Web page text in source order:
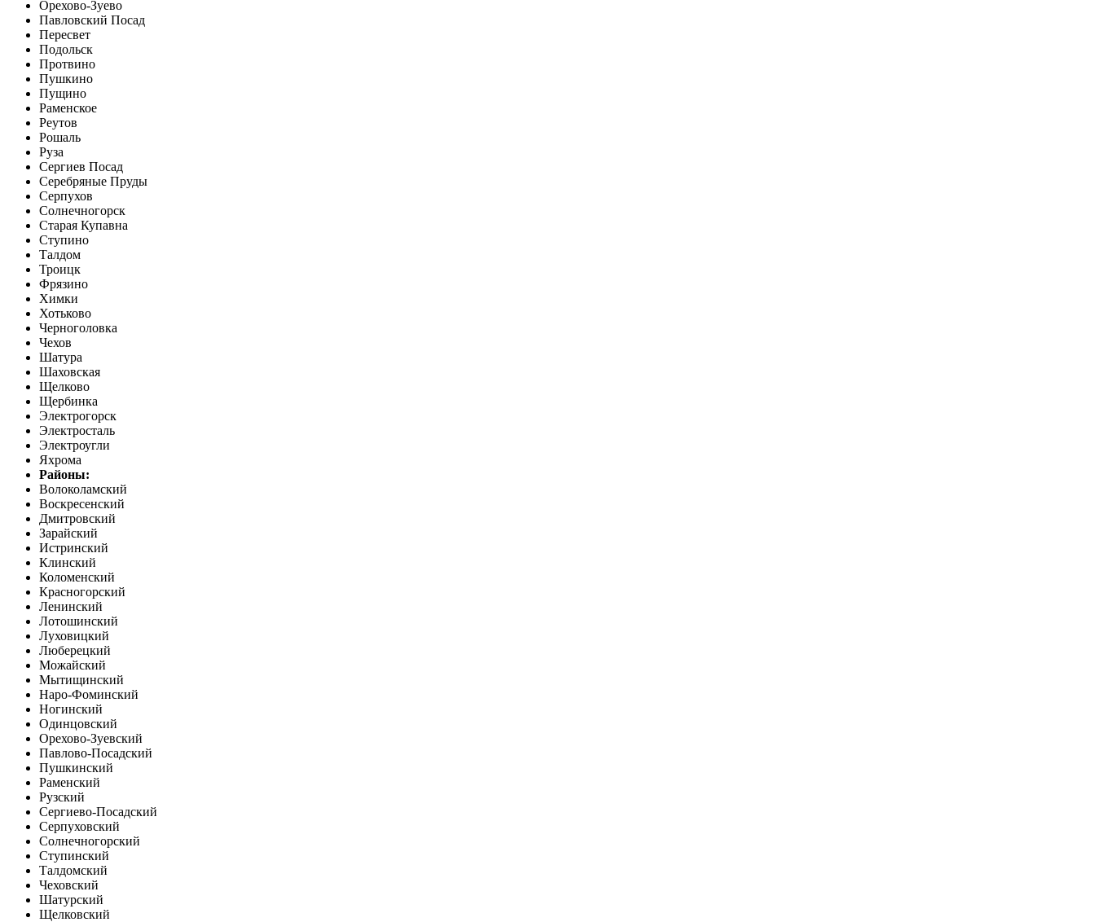
Орехово-Зуево
Павловский Посад
Пересвет
Подольск
Протвино
Пушкино
Пущино
Раменское
Реутов
Рошаль
Руза
Сергиев Посад
Серебряные Пруды
Серпухов
Солнечногорск
Старая Купавна
Ступино
Талдом
Троицк
Фрязино
Химки
Хотьково
Черноголовка
Чехов
Шатура
Шаховская
Щелково
Щербинка
Электрогорск
Электросталь
Электроугли
Яхрома
Районы:
Волоколамский
Воскресенский
Дмитровский
Зарайский
Истринский
Клинский
Коломенский
Красногорский
Ленинский
Лотошинский
Луховицкий
Люберецкий
Можайский
Мытищинский
Наро-Фоминский
Ногинский
Одинцовский
Орехово-Зуевский
Павлово-Посадский
Пушкинский
Раменский
Рузский
Сергиево-Посадский
Серпуховский
Солнечногорский
Ступинский
Талдомский
Чеховский
Шатурский
Щелковский